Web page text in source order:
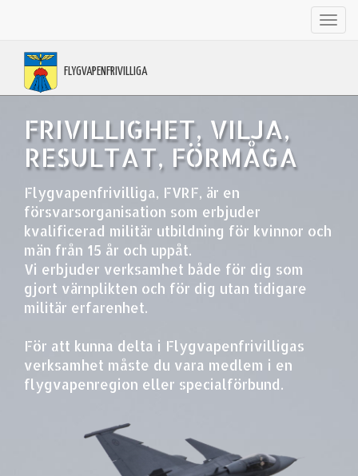
FLYGVAPENFRIVILLIGA
FRIVILLIGHET, VILJA,
RESULTAT, FÖRMÅGA
Flygvapenfrivilliga, FVRF, är en
försvarsorganisation som erbjuder
kvalificerad militär utbildning för kvinnor och
män från 15 år och uppåt.
Vi erbjuder verksamhet både för dig som
gjort värnplikten och för dig utan tidigare
militär erfarenhet.
För att kunna delta i Flygvapenfrivilligas
verksamhet måste du vara medlem i en
flygvapenregion eller specialförbund.